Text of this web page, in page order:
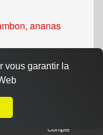
ananas
Compte
vous garantir la